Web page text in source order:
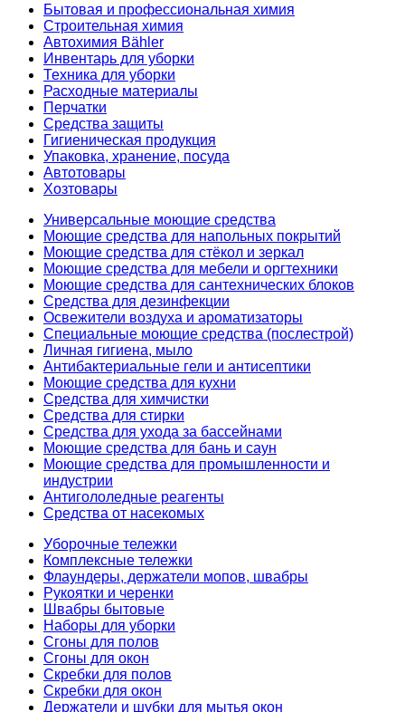
Бытовая и профессиональная химия
Строительная химия
Автохимия Bähler
Инвентарь для уборки
Техника для уборки
Расходные материалы
Перчатки
Средства защиты
Гигиеническая продукция
Упаковка, хранение, посуда
Автотовары
Хозтовары
Универсальные моющие средства
Моющие средства для напольных покрытий
Моющие средства для стёкол и зеркал
Моющие средства для мебели и оргтехники
Моющие средства для сантехнических блоков
Средства для дезинфекции
Освежители воздуха и ароматизаторы
Специальные моющие средства (послестрой)
Личная гигиена, мыло
Антибактериальные гели и антисептики
Моющие средства для кухни
Средства для химчистки
Средства для стирки
Средства для ухода за бассейнами
Моющие средства для бань и саун
Моющие средства для промышленности и
индустрии
Антигололедные реагенты
Средства от насекомых
Уборочные тележки
Комплексные тележки
Флаундеры, держатели мопов, швабры
Рукоятки и черенки
Швабры бытовые
Наборы для уборки
Сгоны для полов
Сгоны для окон
Скребки для полов
Скребки для окон
Держатели и шубки для мытья окон